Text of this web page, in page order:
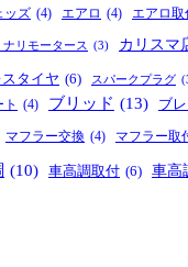
ッズ (4) エアロ (4) エアロ取
ナリモータース (3) カリスマ
タイヤ (6) スパークプラグ
(4) ブリッド (13) ブ
マフラー交換 (4) マフラー取
(10) 車高調取付 (6) 車高